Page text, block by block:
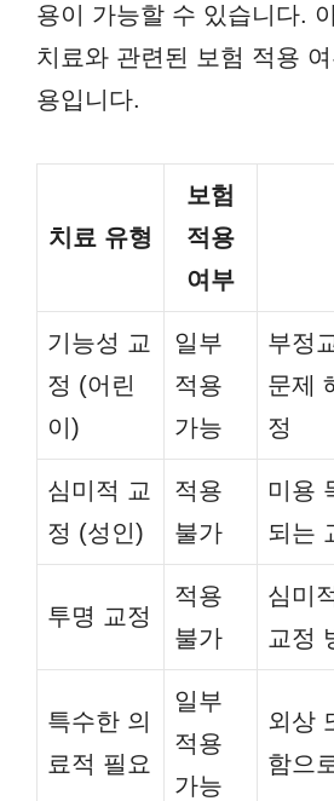
용이 가능할 수 있습니다.
치료와 관련된 보험 적용
용입니다.
치료 유형
보험
적용
여부
기능성 교
정 (어린
이)
일부
적용
가능
부정
문제
정
심미적 교
정 (성인)
적용
불가
미용
되는
투명 교정
적용
불가
심미
교정
특수한 의
료적 필요
일부
적용
가능
외상
함으